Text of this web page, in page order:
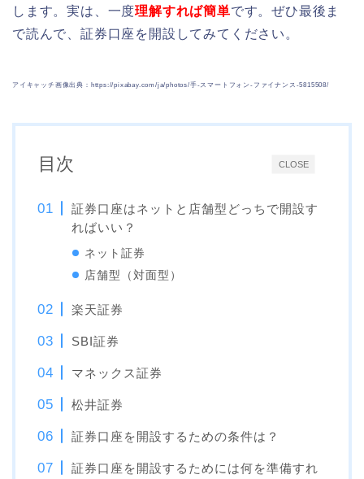
します。実は、一度理解すれば簡単です。ぜひ最後ま
で読んで、証券口座を開設してみてください。
アイキャッチ画像出典：https://pixabay.com/ja/photos/手-スマートフォン-ファイナンス-5815508/
CLOSE
目次
証券口座はネットと店舗型どっちで開設す
ればいい？
ネット証券
店舗型（対面型）
楽天証券
SBI証券
マネックス証券
松井証券
証券口座を開設するための条件は？
証券口座を開設するためには何を準備すれ